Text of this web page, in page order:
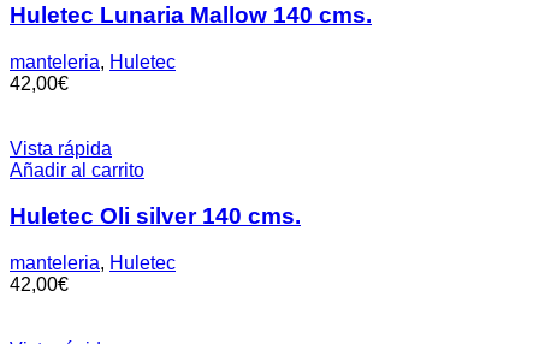
Huletec Lunaria Mallow 140 cms.
manteleria, Huletec
42,00€
Vista rápida
Añadir al carrito
Huletec Oli silver 140 cms.
manteleria, Huletec
42,00€